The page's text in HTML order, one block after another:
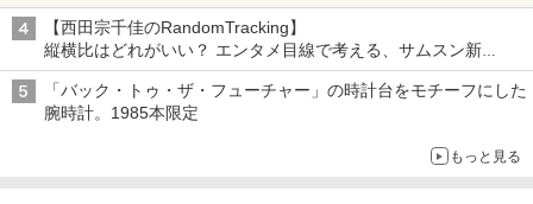
【西田宗千佳のRandomTracking】
縦横比はどれがいい？ エンタメ目線で考える、サムスン新
「Galaxy Z Fold」
「バック・トゥ・ザ・フューチャー」の時計台をモチーフにした
腕時計。1985本限定
もっと見る